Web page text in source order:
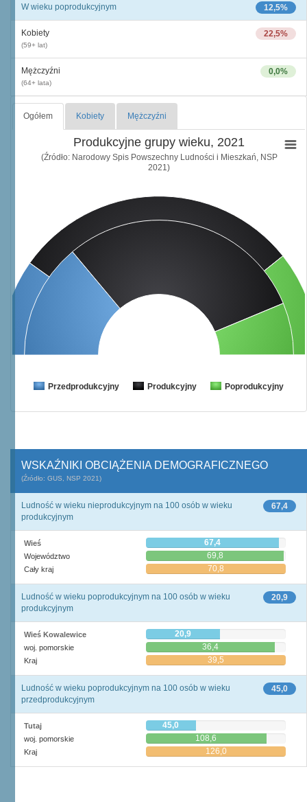
12,5%
W wieku poprodukcyjnym
22,5%
Kobiety
(59+ lat)
0,0%
Mężczyźni
(64+ lata)
Ogółem Kobiety Mężczyźni
Produkcyjne grupy wieku, 2021
(Źródło: Narodowy Spis Powszechny Ludności i Mieszkań, NSP
2021)
Przedprodukcyjny Produkcyjny Poprodukcyjny
WSKAŹNIKI OBCIĄŻENIA DEMOGRAFICZNEGO
(Źródło: GUS, NSP 2021)
67,4
Ludność w wieku nieprodukcyjnym na 100 osób w wieku
produkcyjnym
Wieś 67,4
Województwo 69,8
Cały kraj 70,8
20,9
Ludność w wieku poprodukcyjnym na 100 osób w wieku
produkcyjnym
Wieś Kowalewice 20,9
woj. pomorskie 36,4
Kraj 39,5
45,0
Ludność w wieku poprodukcyjnym na 100 osób w wieku
przedprodukcyjnym
Tutaj 45,0
woj. pomorskie 108,6
Kraj 126,0